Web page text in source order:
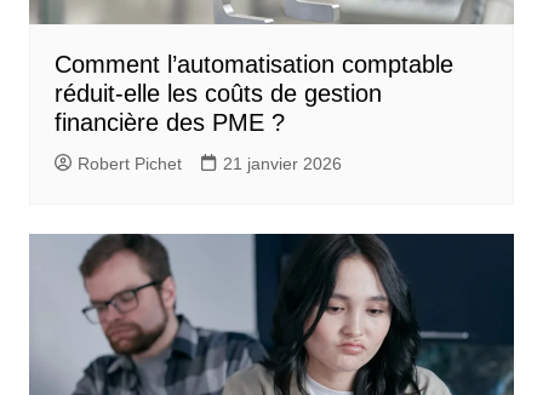
Comment l’automatisation comptable
réduit-elle les coûts de gestion
financière des PME ?
Robert Pichet 21 janvier 2026